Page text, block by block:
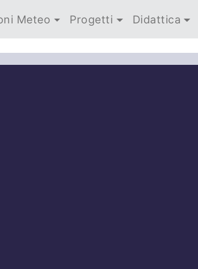
Meteo Progetti Didattica